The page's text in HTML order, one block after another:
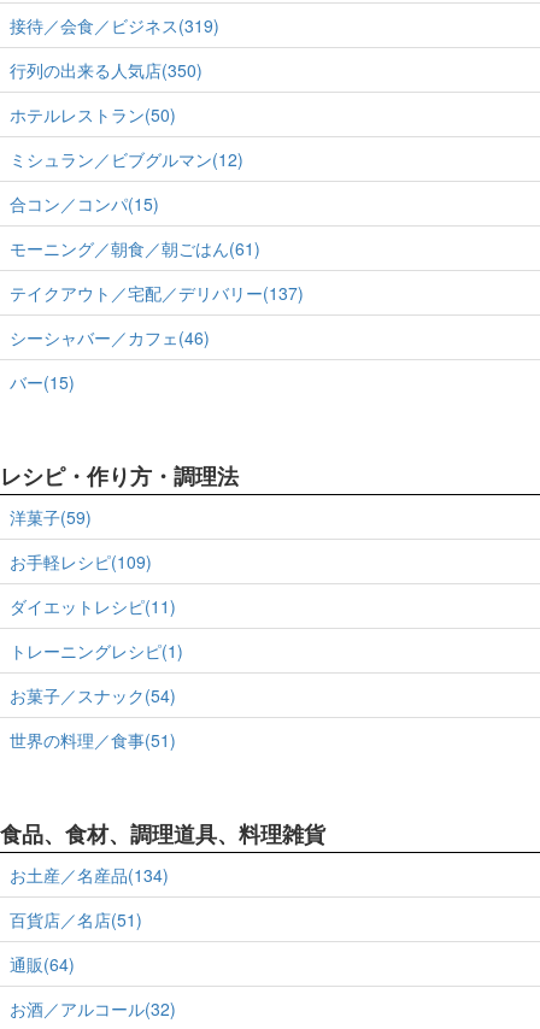
接待／会食／ビジネス(319)
行列の出来る人気店(350)
ホテルレストラン(50)
ミシュラン／ビブグルマン(12)
合コン／コンパ(15)
モーニング／朝食／朝ごはん(61)
テイクアウト／宅配／デリバリー(137)
シーシャバー／カフェ(46)
バー(15)
レシピ・作り方・調理法
洋菓子(59)
お手軽レシピ(109)
ダイエットレシピ(11)
トレーニングレシピ(1)
お菓子／スナック(54)
世界の料理／食事(51)
食品、食材、調理道具、料理雑貨
お土産／名産品(134)
百貨店／名店(51)
通販(64)
お酒／アルコール(32)